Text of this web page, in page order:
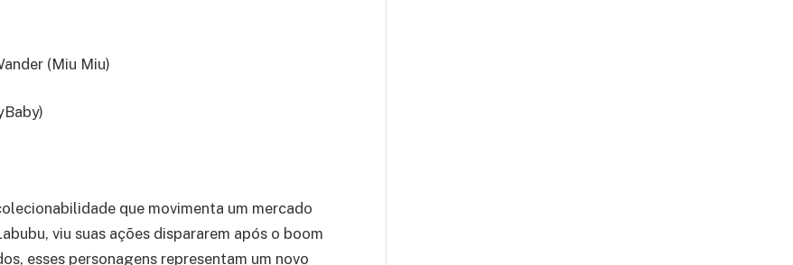
(Miu Miu)
que movimenta um mercado
viu suas ações dispararem após o boom
esses personagens representam um novo